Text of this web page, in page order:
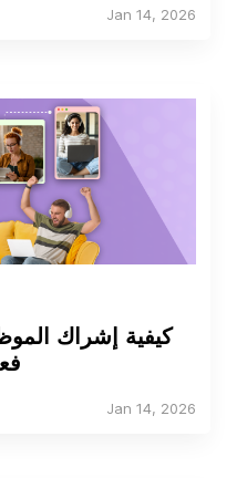
Jan 14, 2026
كيفية إشراك
Jan 14, 2026